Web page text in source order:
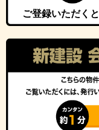
ご登録いただくと